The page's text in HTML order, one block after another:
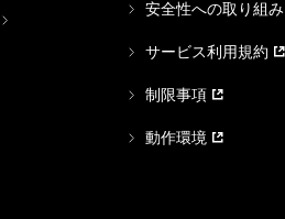
安全性への取り組み
サービス利用規約
制限事項
動作環境